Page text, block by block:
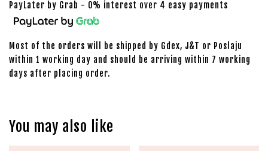
PayLater by Grab - 0% interest over 4 easy payments
Most of the orders will be shipped by Gdex, J&T or Poslaju
within 1 working day and should be arriving within 7 working
days after placing order.
You may also like